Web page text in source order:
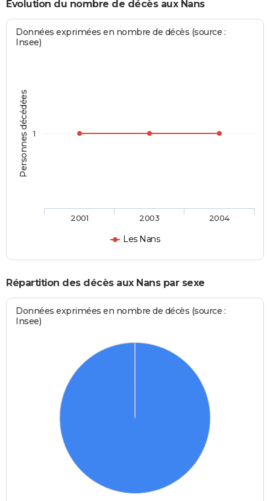
Evolution du nombre de décès aux Nans
Personnes décédées
Données exprimées en nombre de décès (source :
Insee)
Les Nans
2001 2003 2004
1
Répartition des décès aux Nans par sexe
Données exprimées en nombre de décès (source :
Insee)